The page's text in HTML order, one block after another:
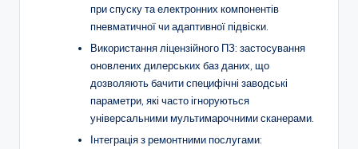
при спуску та електронних компонентів
пневматичної чи адаптивної підвіски.
Використання ліцензійного ПЗ: застосування
оновлених дилерських баз даних, що
дозволяють бачити специфічні заводські
параметри, які часто ігноруються
універсальними мультимарочними сканерами.
Інтеграція з ремонтними послугами: